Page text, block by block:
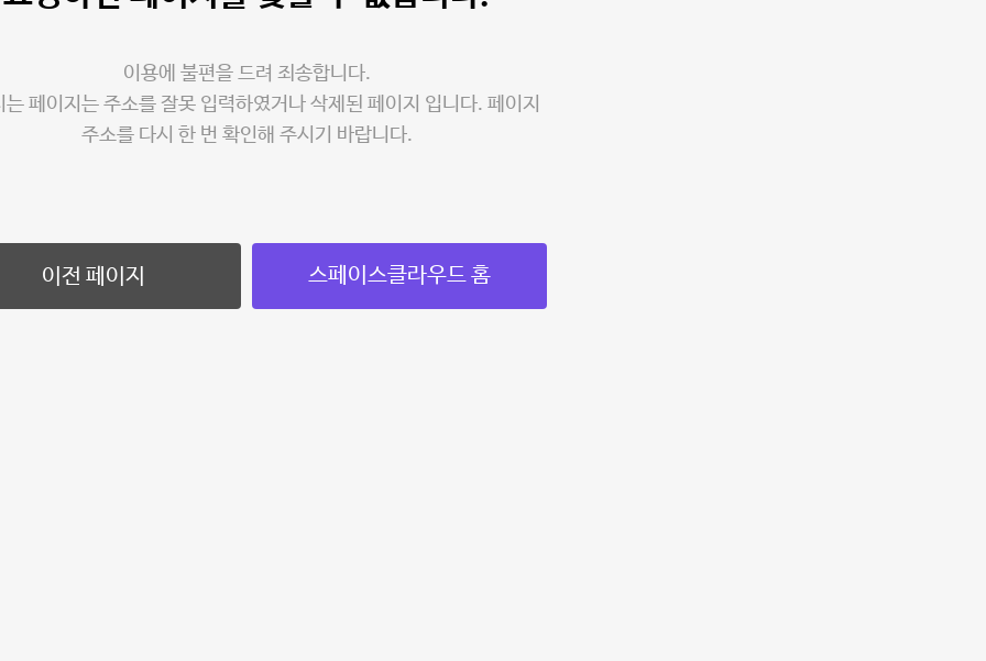
이용에 불편을 드려 죄송합니다.
는 페이지는 주소를 잘못 입력하였거나 삭제된 페이지 입니다. 페이지
주소를 다시 한 번 확인해 주시기 바랍니다.
이전 페이지 스페이스클라우드 홈